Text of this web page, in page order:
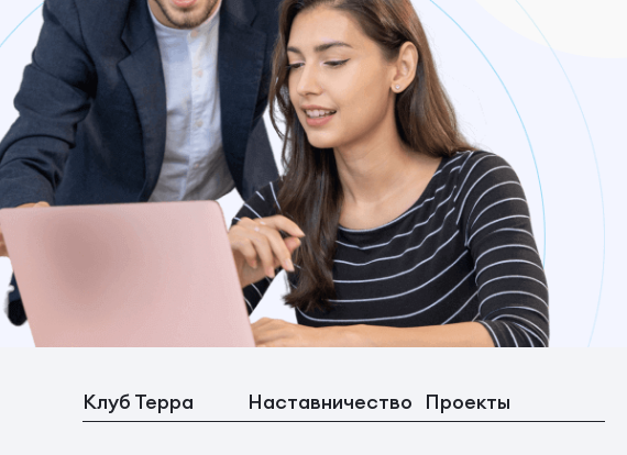
Клуб Терра Наставничество Проекты